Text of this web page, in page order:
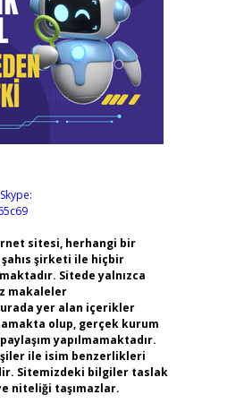
Skype:
sitesi, herhangi bir
şirketi ile hiçbir
Sitede yalnızca
makaleler
yer alan içerikler
olup, gerçek kurum
yapılmamaktadır.
ile isim benzerlikleri
Sitemizdeki bilgiler taslak
niteliği taşımazlar.